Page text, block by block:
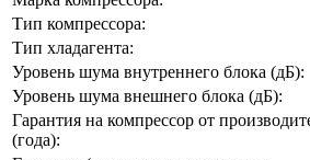
Тип компрессора:
Тип хладагента:
Уровень шума внутреннего блока (дБ):
Уровень шума внешнего блока (дБ):
Гарантия на компрессор от
(года):